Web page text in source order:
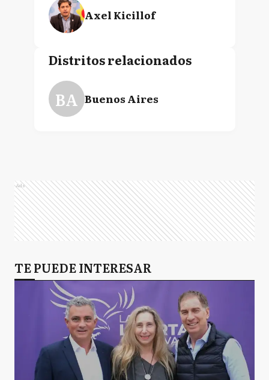
Axel Kicillof
Distritos relacionados
BA Buenos Aires
Ads
TE PUEDE INTERESAR